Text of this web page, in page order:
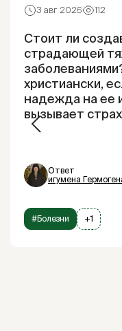
3 авг 2026 112
Стоит ли
страдающей
христиански,
надежда на ее
вызывает
Ответ
игумена
#Болезни +1